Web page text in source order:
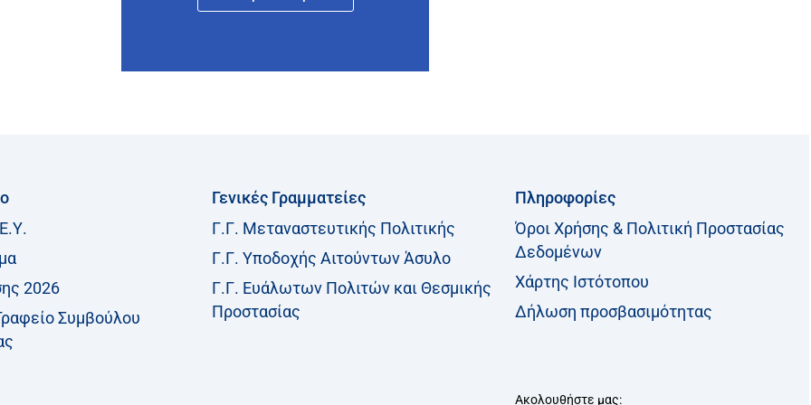
2026
Συμβούλου
Γενικές Γραμματείες
Γ.Γ. Μεταναστευτικής Πολιτικής
Γ.Γ. Υποδοχής Αιτούντων Άσυλο
Γ.Γ. Ευάλωτων Πολιτών και Θεσμικής
Προστασίας
Πληροφορίες
Όροι Χρήσης & Πολιτική Προστασίας
Δεδομένων
Χάρτης Ιστότοπου
Δήλωση προσβασιμότητας
Ακολουθήστε μας: